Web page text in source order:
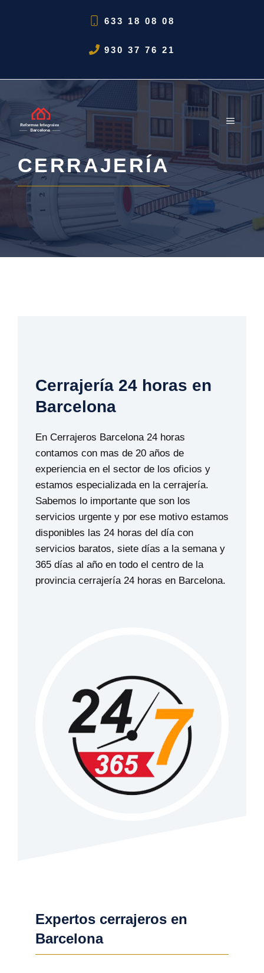
633 18 08 08
930 37 76 21
MENÚ
CERRAJERÍA
Cerrajería 24 horas en
Barcelona
En Cerrajeros Barcelona 24 horas
contamos con mas de 20 años de
experiencia en el sector de los oficios y
estamos especializada en la cerrajería.
Sabemos lo importante que son los
servicios urgente y por ese motivo estamos
disponibles las 24 horas del día con
servicios baratos, siete días a la semana y
365 días al año en todo el centro de la
provincia cerrajería 24 horas en Barcelona.
Expertos cerrajeros en
Barcelona